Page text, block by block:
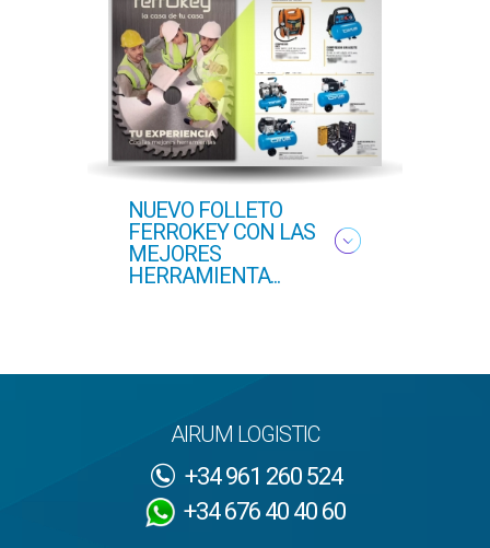
NUEVO FOLLETO
FERROKEY CON LAS
MEJORES
HERRAMIENTA...
AIRUM LOGISTIC
+34 961 260 524
+34 676 40 40 60